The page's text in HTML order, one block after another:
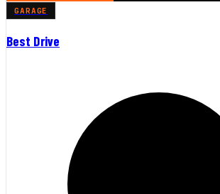
GARAGE
Best Drive